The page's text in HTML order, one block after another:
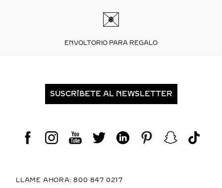
ENVOLTORIO PARA REGALO
SUSCRÍBETE AL NEWSLETTER
LLAME AHORA: 800 847 0217